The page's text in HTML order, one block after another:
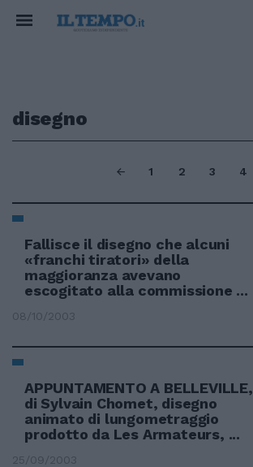
disegno
1 2 3 4
Fallisce il disegno che alcuni
«franchi tiratori» della
maggioranza avevano
escogitato alla commissione ...
08/10/2003
APPUNTAMENTO A BELLEVILLE,
di Sylvain Chomet, disegno
animato di lungometraggio
prodotto da Les Armateurs, ...
25/09/2003